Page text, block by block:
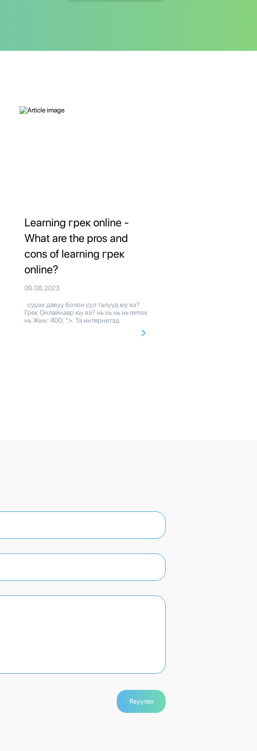
Learning грек online -
What are the pros and
cons of learning грек
online?
09.08.2023
сурах давуу болон сул талууд юу вэ?
Грек Онлайнаар юу вэ? нь нь нь нь remox
нь Жин: 400; ">. Та интернетэд